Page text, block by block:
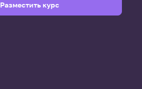
Разместить курс